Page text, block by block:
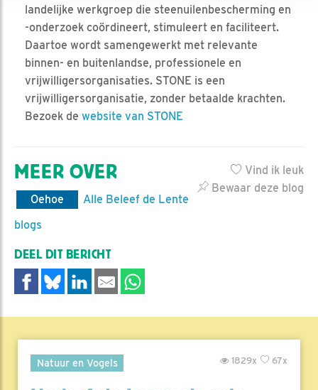
landelijke werkgroep die steenuilenbescherming en
-onderzoek coördineert, stimuleert en faciliteert.
Daartoe wordt samengewerkt met relevante
binnen- en buitenlandse, professionele en
vrijwilligersorganisaties. STONE is een
vrijwilligersorganisatie, zonder betaalde krachten.
Bezoek de website van STONE
Vind ik leuk
Bewaar deze blog
MEER OVER
Oehoe
Alle Beleef de Lente
blogs
DEEL DIT BERICHT
Natuur en Vogels 67x
1829x